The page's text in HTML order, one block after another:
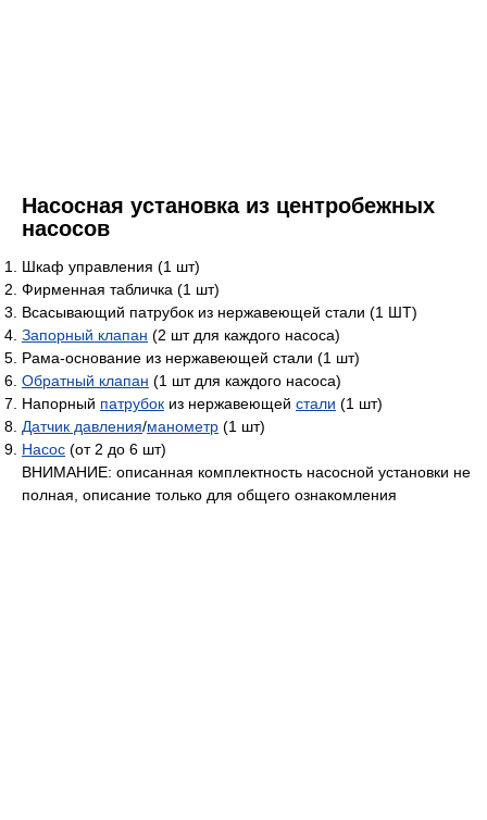
Насосная установка из центробежных
насосов
Шкаф управления (1 шт)
Фирменная табличка (1 шт)
Всасывающий патрубок из нержавеющей стали (1 ШТ)
Запорный клапан (2 шт для каждого насоса)
Рама-основание из нержавеющей cтали (1 шт)
Обратный клапан (1 шт для каждого насоса)
Напорный патрубок из нержавеющей стали (1 шт)
Датчик давления/манометр (1 шт)
Насос (от 2 до 6 шт)
ВНИМАНИЕ: описанная комплектность насосной установки не
полная, описание только для общего ознакомления